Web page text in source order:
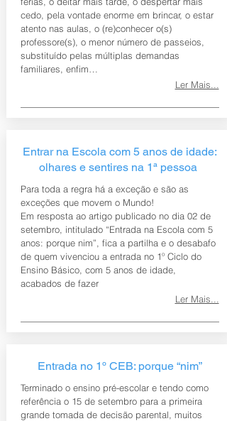
cedo, pela vontade enorme em brincar, o estar
atento nas aulas, o (re)conhecer o(s)
professore(s), o menor número de passeios,
substituído pelas múltiplas demandas
familiares, enfim…
Ler Mais...
Entrar na Escola com 5 anos de idade:
olhares e sentires na 1ª pessoa
Para toda a regra há a exceção e são as
exceções que movem o Mundo!
Em resposta ao artigo publicado no dia 02 de
setembro, intitulado “Entrada na Escola com 5
anos: porque nim”, fica a partilha e o desabafo
de quem vivenciou a entrada no 1º Ciclo do
Ensino Básico, com 5 anos de idade,
acabados de fazer
Ler Mais...
Entrada no 1º CEB: porque “nim”
Terminado o ensino pré-escolar e tendo como
referência o 15 de setembro para a primeira
grande tomada de decisão parental, muitos